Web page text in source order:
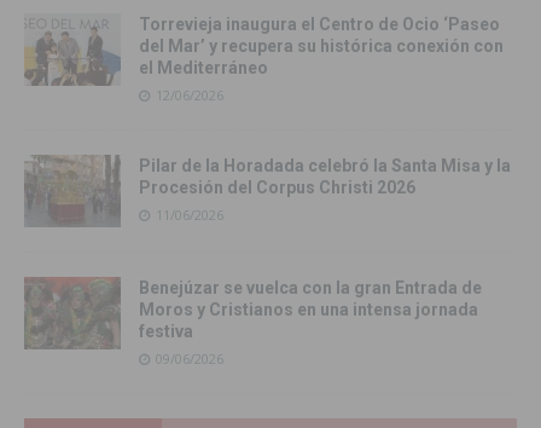
Torrevieja inaugura el Centro de Ocio ‘Paseo
del Mar’ y recupera su histórica conexión con
el Mediterráneo
12/06/2026
Pilar de la Horadada celebró la Santa Misa y la
Procesión del Corpus Christi 2026
11/06/2026
Benejúzar se vuelca con la gran Entrada de
Moros y Cristianos en una intensa jornada
festiva
09/06/2026